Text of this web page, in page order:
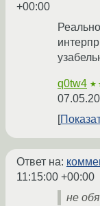
+00:00
q0tw4
Ответ на:
11:15:00 +00:00
не